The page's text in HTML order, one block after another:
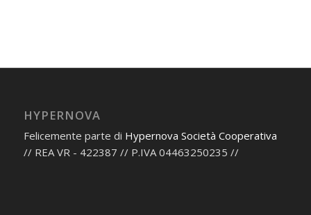
HYPERNOVA
Felicemente parte di Hypernova Società Cooperativa
// REA VR - 422387 // P.IVA 04463250235 //